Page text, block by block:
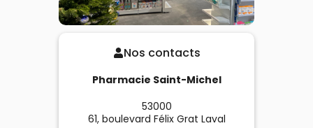
Nos contacts
Pharmacie Saint-Michel
53000
61, boulevard Félix Grat Laval